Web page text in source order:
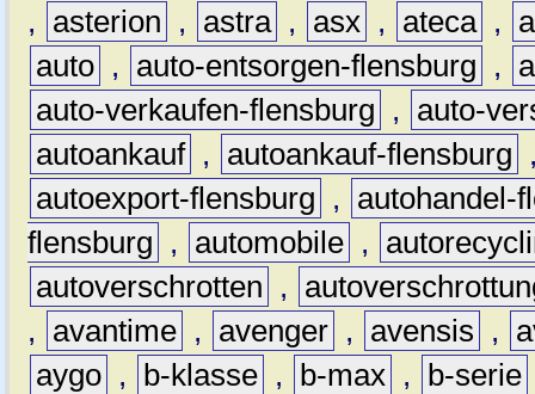
,
asterion , astra , asx , ateca ,
auto , auto-entsorgen-flensburg ,
auto-verkaufen-flensburg
,
auto-
autoankauf , autoankauf-flensburg
autoexport-flensburg
,
autohandel-
flensburg
, automobile ,
autoverschrotten
,
,
avantime , avenger , avensis ,
aygo , b-klasse , b-max , b-serie